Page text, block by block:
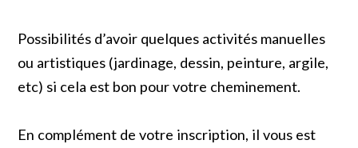
Possibilités d’avoir quelques activités manuelles
ou artistiques (jardinage, dessin, peinture, argile,
etc) si cela est bon pour votre cheminement.
En complément de votre inscription, il vous est